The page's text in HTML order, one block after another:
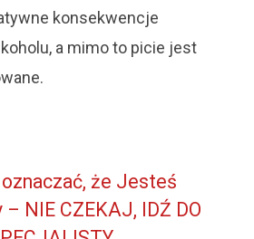
konsekwencje
a mimo to picie jest
że Jesteś
NIE CZEKAJ, IDŹ DO